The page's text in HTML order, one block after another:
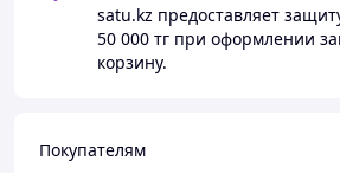
satu.kz предоставляет
50 000 тг при оформлении
корзину.
Покупателям